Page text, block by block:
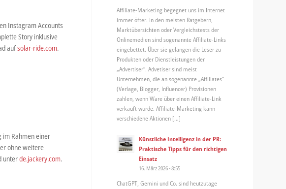
Instagram Accounts
Story inklusive
aufsolar-ride.com.
im Rahmen einer
ohne weitere
unterde.jackery.com.
Affiliate-Marketing begegnet uns im Internet
immer öfter. In den meisten Ratgebern,
Marktübersichten oder Vergleichstests der
Onlinemedien sind sogenannte Affiliate-Links
eingebettet. Über sie gelangen die Leser zu
Produkten oder Dienstleistungen der
„Advertiser“. Advetiser sind meist
Unternehmen, die an sogenannte „Affiliates“
(Verlage, Blogger, Influencer) Provisionen
zahlen, wenn Ware über einen Affiliate-Link
verkauft wurde. Affiliate-Marketing kann
verschiedene Aktionen […]
Künstliche Intelligenz in der PR:
Praktische Tipps für den richtigen
Einsatz
16. März 2026 - 8:55
ChatGPT, Gemini und Co. sind heutzutage